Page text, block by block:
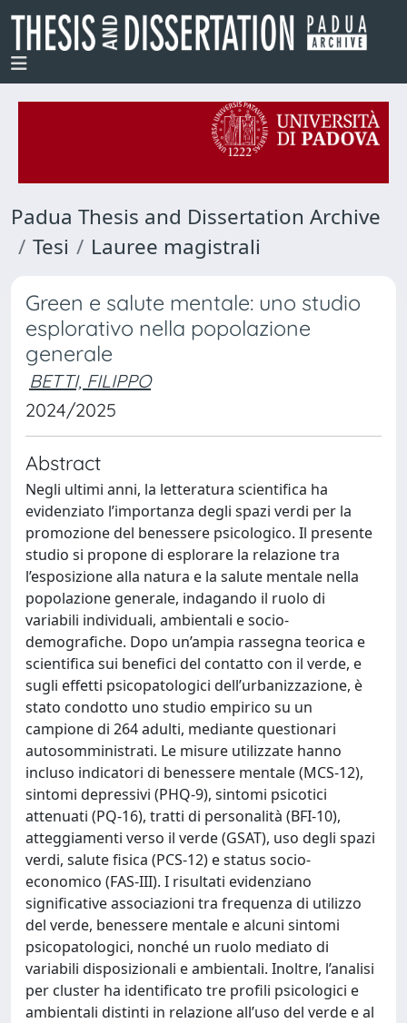
Padua Thesis and Dissertation Archive
Tesi
Lauree magistrali
Green e salute mentale: uno studio
esplorativo nella popolazione
generale
BETTI, FILIPPO
2024/2025
Abstract
Negli ultimi anni, la letteratura scientifica ha
evidenziato l’importanza degli spazi verdi per la
promozione del benessere psicologico. Il presente
studio si propone di esplorare la relazione tra
l’esposizione alla natura e la salute mentale nella
popolazione generale, indagando il ruolo di
variabili individuali, ambientali e socio-
demografiche. Dopo un’ampia rassegna teorica e
scientifica sui benefici del contatto con il verde, e
sugli effetti psicopatologici dell’urbanizzazione, è
stato condotto uno studio empirico su un
campione di 264 adulti, mediante questionari
autosomministrati. Le misure utilizzate hanno
incluso indicatori di benessere mentale (MCS-12),
sintomi depressivi (PHQ-9), sintomi psicotici
attenuati (PQ-16), tratti di personalità (BFI-10),
atteggiamenti verso il verde (GSAT), uso degli spazi
verdi, salute fisica (PCS-12) e status socio-
economico (FAS-III). I risultati evidenziano
significative associazioni tra frequenza di utilizzo
del verde, benessere mentale e alcuni sintomi
psicopatologici, nonché un ruolo mediato di
variabili disposizionali e ambientali. Inoltre, l’analisi
per cluster ha identificato tre profili psicologici e
ambientali distinti in relazione all’uso del verde e al